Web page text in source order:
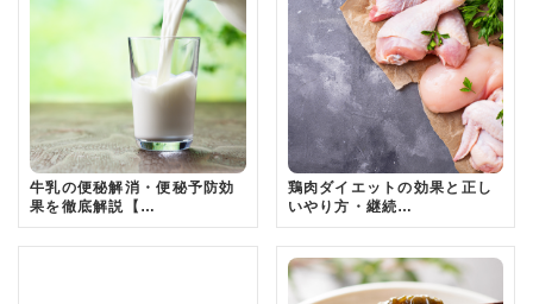
牛乳の便秘解消・便秘予防効
果を徹底解説【…
鶏肉ダイエットの効果と正し
いやり方・継続…